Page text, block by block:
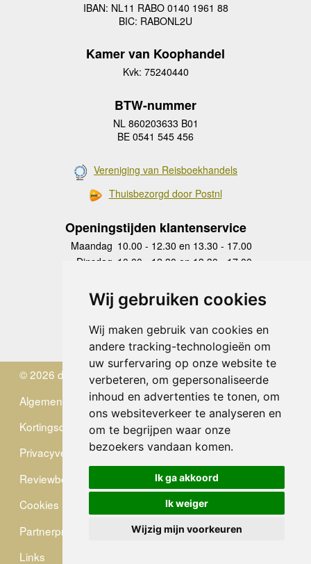
Wij gebruiken cookies
Wij maken gebruik van cookies en
andere tracking-technologieën om
uw surfervaring op onze website te
verbeteren, om gepersonaliseerde
inhoud en advertenties te tonen, om
ons websiteverkeer te analyseren en
om te begrijpen waar onze
bezoekers vandaan komen.
Ik ga akkoord
Ik weiger
Wijzig mijn voorkeuren
IBAN: NL11 RABO 0140 1961 88
BIC: RABONL2U
Kamer van Koophandel
Kvk: 75240440
BTW-nummer
NL 860203633 B01
BE 0541 545 456
Vereniging van Reisboekhandels
Thuisbezorgd door Postnl
Openingstijden klantenservice
Maandag 10.00 - 12.30 en 13.30 - 17.00
Dinsdag 10.00 - 12.30 en 13.30 - 17.00
Donderdag
10.00 - 12.30 en 13.30 - 17.00
Vrijdag 10.00 - 12.30 en 13.30 - 17.00
Zaterdag
gesloten
Zondag gesloten
© 2026 de Zwerver
Algemene Voorwaarden
Kortingscode
Privacyverklaring
Reviewbeleid
Cookies
Partnerprogramma
Links